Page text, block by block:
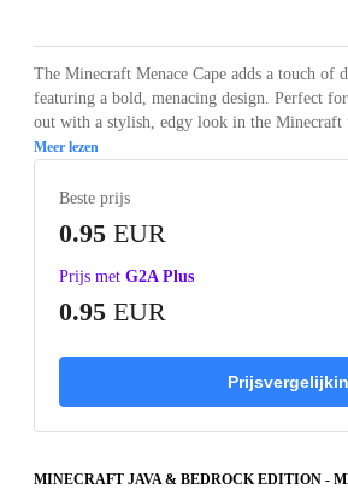
The Minecraft Menace Cape adds a touch of
featuring a bold, menacing design. Perfect
out with a stylish, edgy look in the Minecraft
Meer lezen
Beste prijs
0.95 EUR
Prijs met G2A Plus
0.95 EUR
MINECRAFT JAVA & BEDROCK EDITION -